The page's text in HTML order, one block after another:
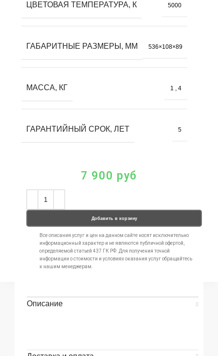
ЦВЕТОВАЯ ТЕМПЕРАТУРА, К 5000
ГАБАРИТНЫЕ РАЗМЕРЫ, ММ 536×108×89
МАССА, КГ 1 , 4
ГАРАНТИЙНЫЙ СРОК, ЛЕТ 5
7 900 руб
Добавить в корзину
Все описания услуг и цен на данном сайте носят исключительно
информационный характер и не являются публичной офертой,
определяемой статьей 437 ГК РФ. Для получения точной
информации о стоимости и условиях оказания услуг обращайтесь
к нашим менеджерам.
Описание